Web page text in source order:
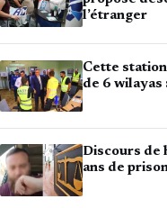
l’étranger
Cette
de 6 wilayas
Discours de
ans de